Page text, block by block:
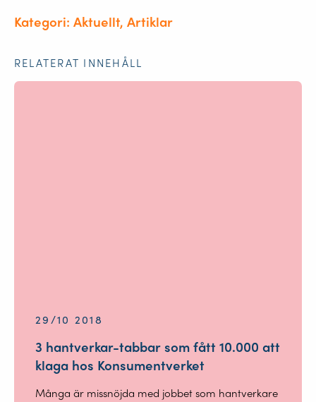
Kategori: Aktuellt, Artiklar
RELATERAT INNEHÅLL
29/10 2018
3 hantverkar-tabbar som fått 10.000 att
klaga hos Konsumentverket
Många är missnöjda med jobbet som hantverkare